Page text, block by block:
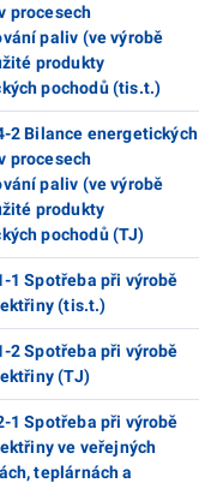
procesech
paliv (ve výrobě
produkty
pochodů (tis.t.)
2 Bilance energetických
procesech
paliv (ve výrobě
produkty
pochodů (TJ)
1 Spotřeba při výrobě
(tis.t.)
2 Spotřeba při výrobě
(TJ)
1 Spotřeba při výrobě
ve veřejných
teplárnách a